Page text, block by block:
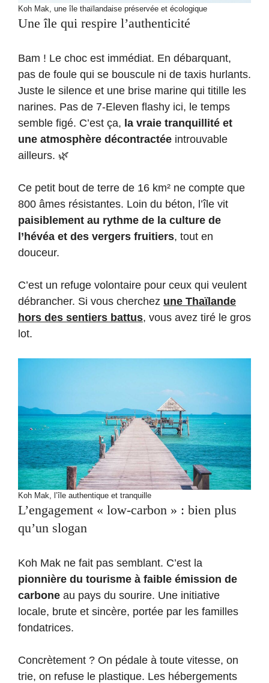
Koh Mak, une île thaïlandaise préservée et écologique
Une île qui respire l’authenticité
Bam ! Le choc est immédiat. En débarquant,
pas de foule qui se bouscule ni de taxis hurlants.
Juste le silence et une brise marine qui titille les
narines. Pas de 7-Eleven flashy ici, le temps
semble figé. C’est ça, la vraie tranquillité et
une atmosphère décontractée introuvable
ailleurs. 🌿
Ce petit bout de terre de 16 km² ne compte que
800 âmes résistantes. Loin du béton, l’île vit
paisiblement au rythme de la culture de
l’hévéa et des vergers fruitiers, tout en
douceur.
C’est un refuge volontaire pour ceux qui veulent
débrancher. Si vous cherchez une Thaïlande
hors des sentiers battus, vous avez tiré le gros
lot.
Koh Mak, l’île authentique et tranquille
L’engagement « low-carbon » : bien plus
qu’un slogan
Koh Mak ne fait pas semblant. C’est la
pionnière du tourisme à faible émission de
carbone au pays du sourire. Une initiative
locale, brute et sincère, portée par les familles
fondatrices.
Concrètement ? On pédale à toute vitesse, on
trie, on refuse le plastique. Les hébergements